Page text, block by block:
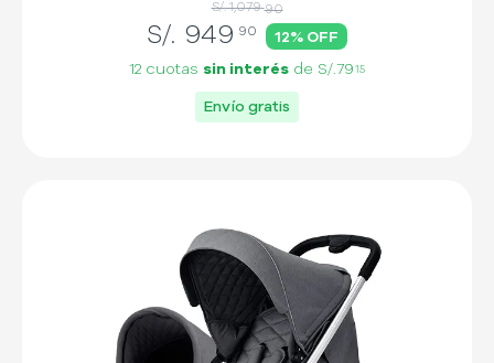
S/. 1,079 90
S/. 949 90 12% OFF
12 cuotas sin interés de S/.79 15
Envío gratis